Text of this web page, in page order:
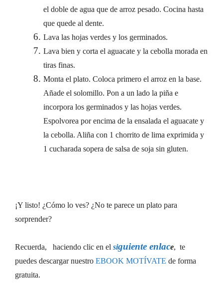
el doble de agua que de arroz pesado. Cocina hasta
que quede al dente.
Lava las hojas verdes y los germinados.
Lava bien y corta el aguacate y la cebolla morada en
tiras finas.
Monta el plato. Coloca primero el arroz en la base.
Añade el solomillo. Pon a un lado la piña e
incorpora los germinados y las hojas verdes.
Espolvorea por encima de la ensalada el aguacate y
la cebolla. Aliña con 1 chorrito de lima exprimida y
1 cucharada sopera de salsa de soja sin gluten.
¡Y listo! ¿Cómo lo ves? ¿No te parece un plato para
sorprender?
Recuerda, haciendo clic en el siguiente enlace, te
puedes descargar nuestro EBOOK MOTÍVATE de forma
gratuita.